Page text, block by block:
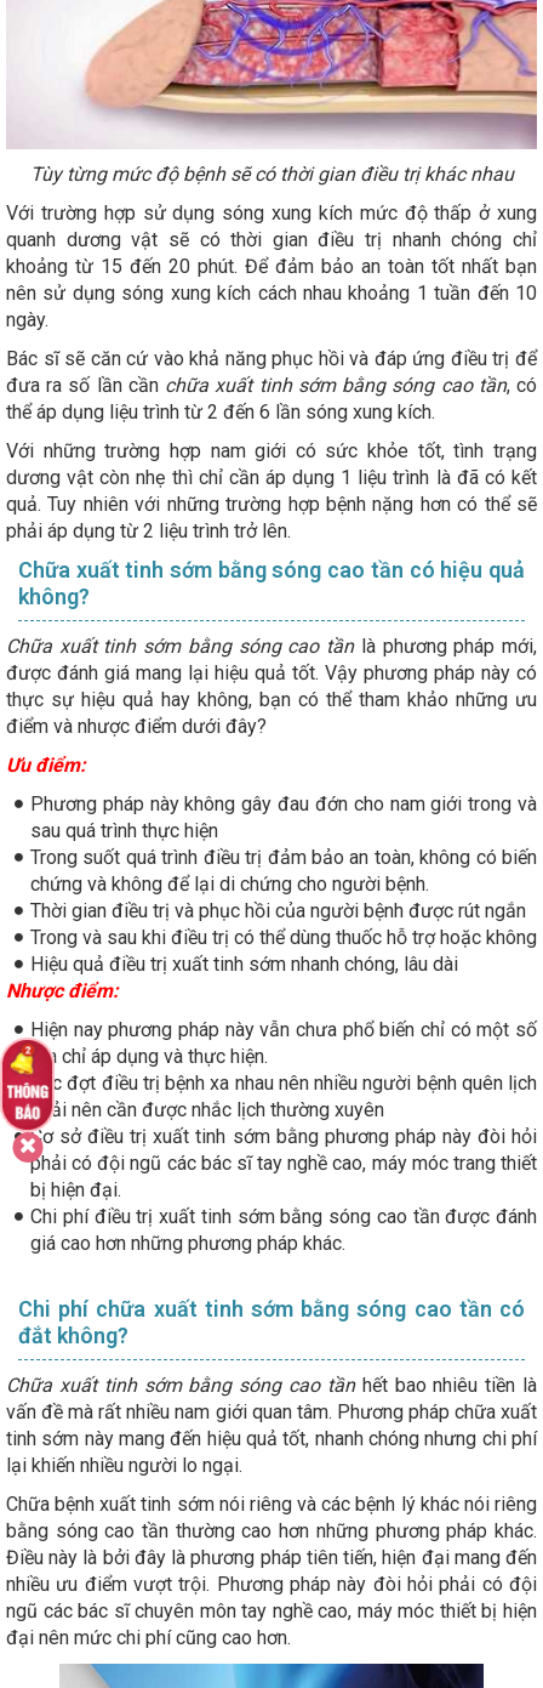
Tùy từng mức độ bệnh sẽ có thời gian điều trị khác nhau
Với trường hợp sử dụng sóng xung kích mức độ thấp ở xung
quanh dương vật sẽ có thời gian điều trị nhanh chóng chỉ
khoảng từ 15 đến 20 phút. Để đảm bảo an toàn tốt nhất bạn
nên sử dụng sóng xung kích cách nhau khoảng 1 tuần đến 10
ngày.
Bác sĩ sẽ căn cứ vào khả năng phục hồi và đáp ứng điều trị để
đưa ra số lần cần chữa xuất tinh sớm bằng sóng cao tần, có
thể áp dụng liệu trình từ 2 đến 6 lần sóng xung kích.
Với những trường hợp nam giới có sức khỏe tốt, tình trạng
dương vật còn nhẹ thì chỉ cần áp dụng 1 liệu trình là đã có kết
quả. Tuy nhiên với những trường hợp bệnh nặng hơn có thể sẽ
phải áp dụng từ 2 liệu trình trở lên.
Chữa xuất tinh sớm bằng sóng cao tần có hiệu quả
không?
Chữa xuất tinh sớm bằng sóng cao tần là phương pháp mới,
được đánh giá mang lại hiệu quả tốt. Vậy phương pháp này có
thực sự hiệu quả hay không, bạn có thể tham khảo những ưu
điểm và nhược điểm dưới đây?
Ưu điểm:
Phương pháp này không gây đau đớn cho nam giới trong và
sau quá trình thực hiện
Trong suốt quá trình điều trị đảm bảo an toàn, không có biến
chứng và không để lại di chứng cho người bệnh.
Thời gian điều trị và phục hồi của người bệnh được rút ngắn
Trong và sau khi điều trị có thể dùng thuốc hỗ trợ hoặc không
Hiệu quả điều trị xuất tinh sớm nhanh chóng, lâu dài
Nhược điểm:
Hiện nay phương pháp này vẫn chưa phổ biến chỉ có một số
địa chỉ áp dụng và thực hiện.
Các đợt điều trị bệnh xa nhau nên nhiều người bệnh quên lịch
phải nên cần được nhắc lịch thường xuyên
Cơ sở điều trị xuất tinh sớm bằng phương pháp này đòi hỏi
phải có đội ngũ các bác sĩ tay nghề cao, máy móc trang thiết
bị hiện đại.
Chi phí điều trị xuất tinh sớm bằng sóng cao tần được đánh
giá cao hơn những phương pháp khác.
Chi phí chữa xuất tinh sớm bằng sóng cao tần có
đắt không?
Chữa xuất tinh sớm bằng sóng cao tầnhết bao nhiêu tiền là
vấn đề mà rất nhiều nam giới quan tâm. Phương pháp chữa xuất
tinh sớm này mang đến hiệu quả tốt, nhanh chóng nhưng chi phí
lại khiến nhiều người lo ngại.
Chữa bệnh xuất tinh sớm nói riêng và các bệnh lý khác nói riêng
bằng sóng cao tần thường cao hơn những phương pháp khác.
Điều này là bởi đây là phương pháp tiên tiến, hiện đại mang đến
nhiều ưu điểm vượt trội. Phương pháp này đòi hỏi phải có đội
ngũ các bác sĩ chuyên môn tay nghề cao, máy móc thiết bị hiện
đại nên mức chi phí cũng cao hơn.